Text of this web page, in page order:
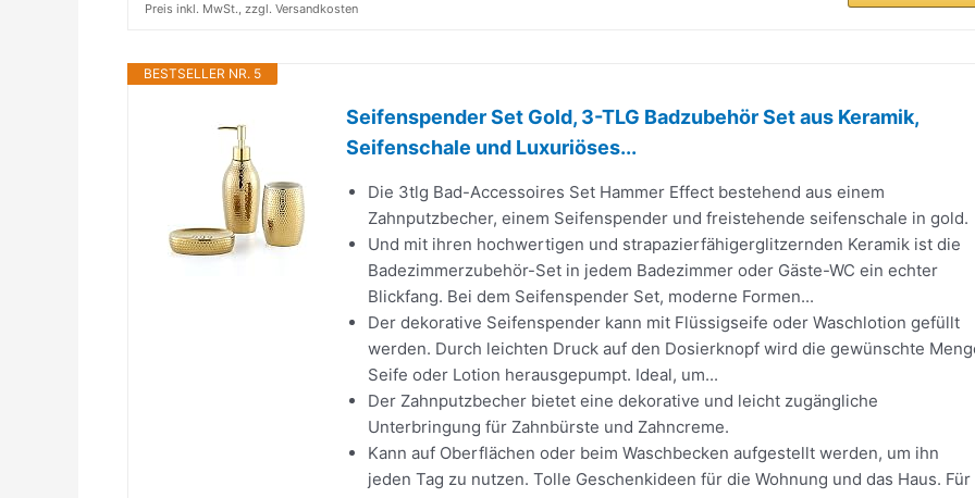
Preis inkl. MwSt., zzgl. Versandkosten
BESTSELLER NR. 5
Seifenspender Set Gold, 3-TLG Badzubehör Set aus Keramik,
Seifenschale und Luxuriöses...
Die 3tlg Bad-Accessoires Set Hammer Effect bestehend aus einem
Zahnputzbecher, einem Seifenspender und freistehende seifenschale in gold.
Und mit ihren hochwertigen und strapazierfähigerglitzernden Keramik ist die
Badezimmerzubehör-Set in jedem Badezimmer oder Gäste-WC ein echter
Blickfang. Bei dem Seifenspender Set, moderne Formen...
Der dekorative Seifenspender kann mit Flüssigseife oder Waschlotion gefüllt
werden. Durch leichten Druck auf den Dosierknopf wird die gewünschte
Seife oder Lotion herausgepumpt. Ideal, um...
Der Zahnputzbecher bietet eine dekorative und leicht zugängliche
Unterbringung für Zahnbürste und Zahncreme.
Kann auf Oberflächen oder beim Waschbecken aufgestellt werden, um ihn
jeden Tag zu nutzen. Tolle Geschenkideen für die Wohnung und das Haus. Für